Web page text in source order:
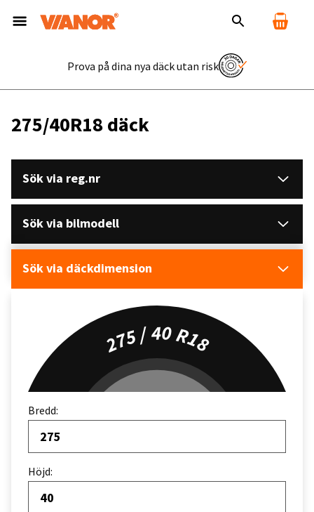
Prova på dina nya däck utan risk
275/40R18 däck
Sök via reg.nr
Sök via bilmodell
Sök via däckdimension
275 / 40 R18
Bredd:
275
Höjd:
40